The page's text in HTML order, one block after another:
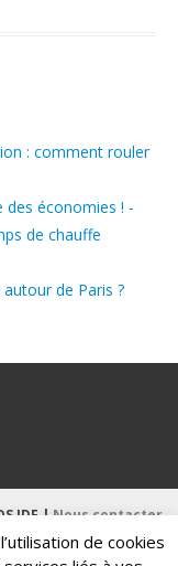
: comment rouler
économies ! -
de chauffe
de Paris ?
IDF |Nous contacter
de cookies